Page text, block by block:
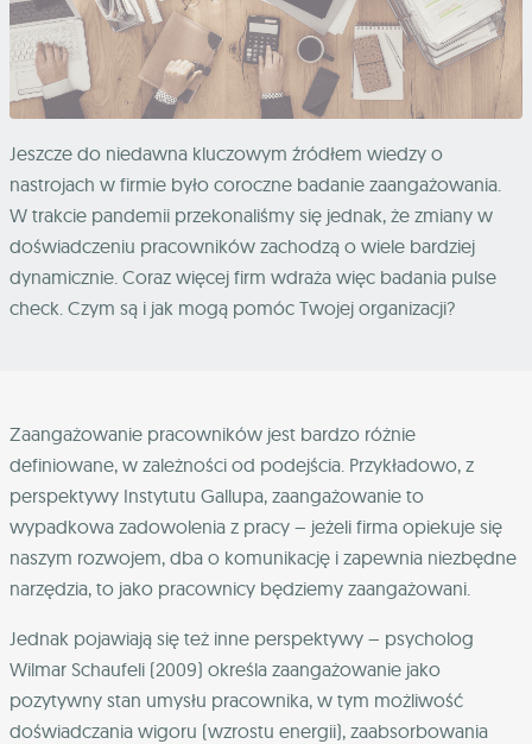
Jeszcze do niedawna kluczowym źródłem wiedzy o
nastrojach w firmie było coroczne badanie zaangażowania.
W trakcie pandemii przekonaliśmy się jednak, że zmiany w
doświadczeniu pracowników zachodzą o wiele bardziej
dynamicznie. Coraz więcej firm wdraża więc badania pulse
check. Czym są i jak mogą pomóc Twojej organizacji?
Zaangażowanie pracowników jest bardzo różnie
definiowane, w zależności od podejścia. Przykładowo, z
perspektywy Instytutu Gallupa, zaangażowanie to
wypadkowa zadowolenia z pracy – jeżeli firma opiekuje się
naszym rozwojem, dba o komunikację i zapewnia niezbędne
narzędzia, to jako pracownicy będziemy zaangażowani.
Jednak pojawiają się też inne perspektywy – psycholog
Wilmar Schaufeli (2009) określa zaangażowanie jako
pozytywny stan umysłu pracownika, w tym możliwość
doświadczania wigoru (wzrostu energii), zaabsorbowania